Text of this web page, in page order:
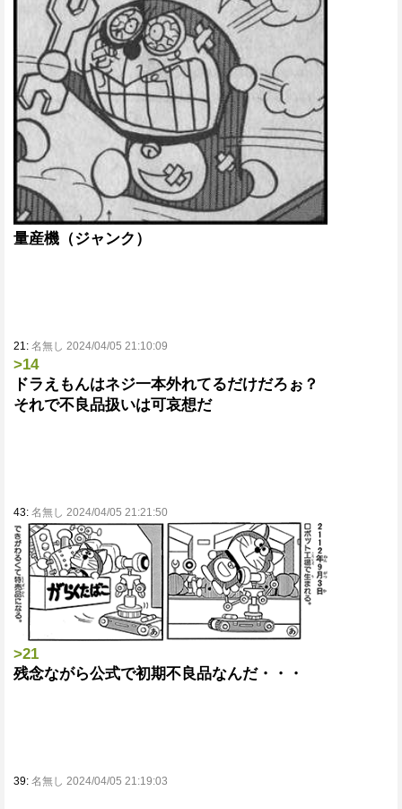
量産機（ジャンク）
21: 名無し 2024/04/05 21:10:09
>14
ドラえもんはネジ一本外れてるだけだろぉ？
それで不良品扱いは可哀想だ
43: 名無し 2024/04/05 21:21:50
>21
残念ながら公式で初期不良品なんだ・・・
39: 名無し 2024/04/05 21:19:03